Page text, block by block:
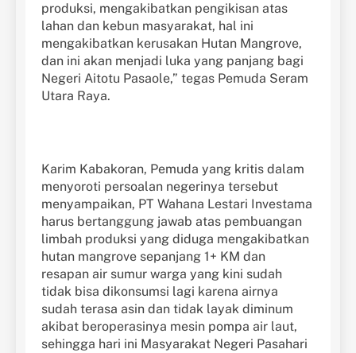
produksi, mengakibatkan pengikisan atas
lahan dan kebun masyarakat, hal ini
mengakibatkan kerusakan Hutan Mangrove,
dan ini akan menjadi luka yang panjang bagi
Negeri Aitotu Pasaole,” tegas Pemuda Seram
Utara Raya.
Karim Kabakoran, Pemuda yang kritis dalam
menyoroti persoalan negerinya tersebut
menyampaikan, PT Wahana Lestari Investama
harus bertanggung jawab atas pembuangan
limbah produksi yang diduga mengakibatkan
hutan mangrove sepanjang 1+ KM dan
resapan air sumur warga yang kini sudah
tidak bisa dikonsumsi lagi karena airnya
sudah terasa asin dan tidak layak diminum
akibat beroperasinya mesin pompa air laut,
sehingga hari ini Masyarakat Negeri Pasahari